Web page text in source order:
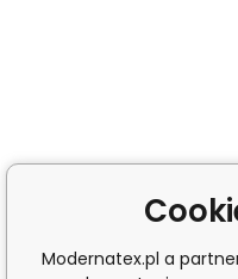
Modernatex.pl a